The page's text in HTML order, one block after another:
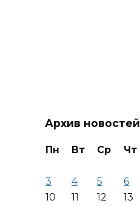
Архив новостей
Пн Вт Ср Чт
3
4 5 6
10
11 12 13